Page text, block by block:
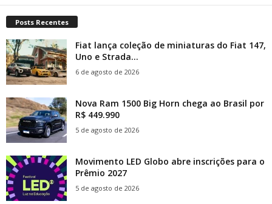
Posts Recentes
Fiat lança coleção de miniaturas do Fiat 147,
Uno e Strada...
6 de agosto de 2026
Nova Ram 1500 Big Horn chega ao Brasil por
R$ 449.990
5 de agosto de 2026
Movimento LED Globo abre inscrições para o
Prêmio 2027
5 de agosto de 2026